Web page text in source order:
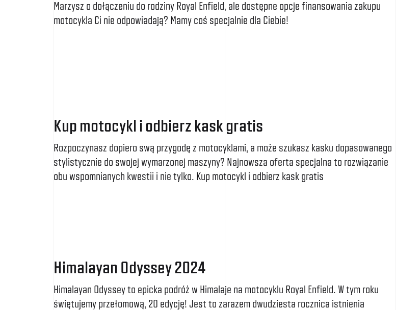
Marzysz o dołączeniu do rodziny Royal Enfield, ale dostępne opcje finansowania zakupu
motocykla Ci nie odpowiadają? Mamy coś specjalnie dla Ciebie!
Kup motocykl i odbierz kask gratis
Rozpoczynasz dopiero swą przygodę z motocyklami, a może szukasz kasku dopasowanego
stylistycznie do swojej wymarzonej maszyny? Najnowsza oferta specjalna to rozwiązanie
obu wspomnianych kwestii i nie tylko. Kup motocykl i odbierz kask gratis
Himalayan Odyssey 2024
Himalayan Odyssey to epicka podróż w Himalaje na motocyklu Royal Enfield. W tym roku
świętujemy przełomową, 20 edycję! Jest to zarazem dwudziesta rocznica istnienia